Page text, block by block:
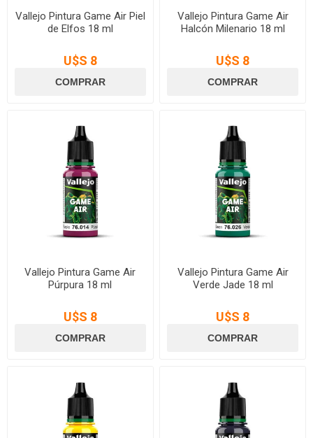
Vallejo Pintura Game Air Piel
de Elfos 18 ml
U$S 8
Vallejo Pintura Game Air
Halcón Milenario 18 ml
U$S 8
Vallejo Pintura Game Air
Púrpura 18 ml
U$S 8
Vallejo Pintura Game Air
Verde Jade 18 ml
U$S 8